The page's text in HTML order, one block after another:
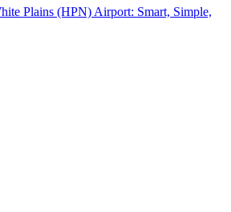
Plains (HPN) Airport: Smart, Simple,